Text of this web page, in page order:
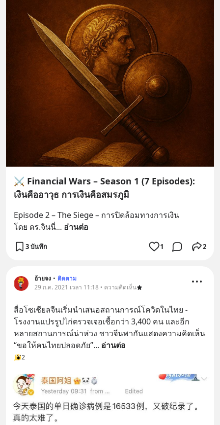
⚔️ Financial Wars – Season 1 (7 Episodes):
เงินคืออาวุธ การเงินคือสมรภูมิ
Episode 2 – The Siege – การปิดล้อมทางการเงิน
โดย ดร.จินนี่... อ่านต่อ
3 บันทึก 1 2
อ้ายจง • ติดตาม
29 ก.ค. 2021 เวลา 11:18 • ความคิดเห็น
สื่อโซเชียลจีนเริ่มนำเสนอสถานการณ์โควิดในไทย -
โรงงานแปรรูปไก่ตรวจเจอเชื้อกว่า 3,400 คน และอีก
หลายสถานการณ์น่าห่วง ชาวจีนพากันแสดงความคิดเห็น
“ขอให้คนไทยปลอดภัย”... อ่านต่อ
2